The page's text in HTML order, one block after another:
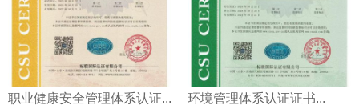
职业健康安全管理体系认证... 环境管理体系认证证书...